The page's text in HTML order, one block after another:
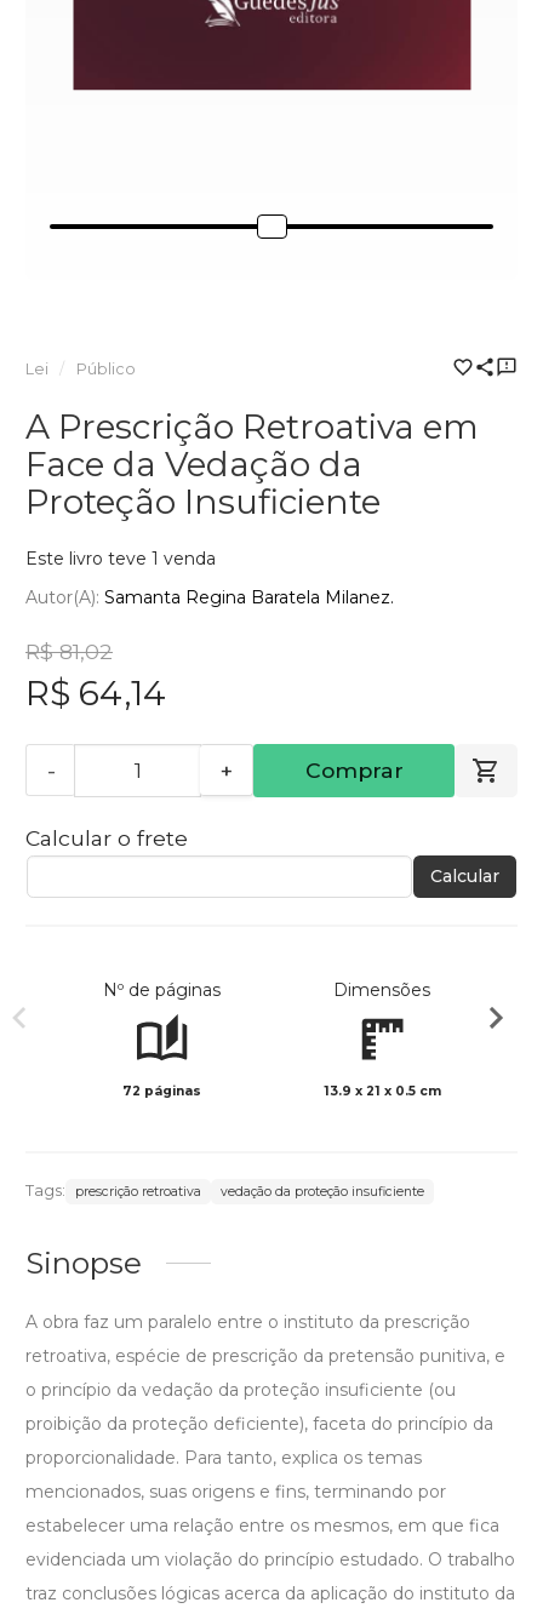
Lei Público
A Prescrição Retroativa em
Face da Vedação da
Proteção Insuficiente
Este livro teve 1 venda
Autor(a): Samanta Regina Baratela Milanez.
R$ 81,02
R$ 64,14
- + Comprar
Calcular o frete
Calcular
Nº de páginas
72 páginas
Dimensões
13.9 x 21 x 0.5 cm
Tags: prescrição retroativa vedação da proteção insuficiente
Sinopse
A obra faz um paralelo entre o instituto da prescrição
retroativa, espécie de prescrição da pretensão punitiva, e
o princípio da vedação da proteção insuficiente (ou
proibição da proteção deficiente), faceta do princípio da
proporcionalidade. Para tanto, explica os temas
mencionados, suas origens e fins, terminando por
estabelecer uma relação entre os mesmos, em que fica
evidenciada um violação do princípio estudado. O trabalho
traz conclusões lógicas acerca da aplicação do instituto da